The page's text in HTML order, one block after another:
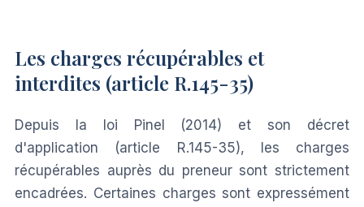
Les charges récupérables et
interdites (article R.145-35)
Depuis la loi Pinel (2014) et son décret
d'application (article R.145-35), les charges
récupérables auprès du preneur sont strictement
encadrées. Certaines charges sont expressément